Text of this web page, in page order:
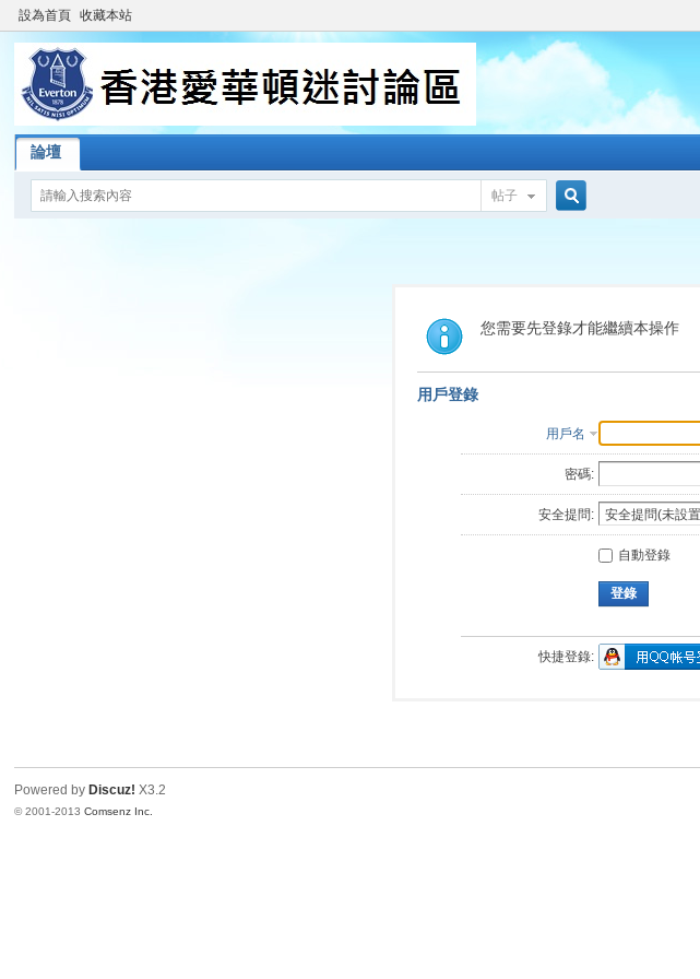
設為首頁 收藏本站
論壇
帖子
索
您需要先登錄才能繼續本操作
用戶登錄
用戶名
密碼:
安全提問:
自動登錄
登錄
快捷登錄:
Powered by Discuz! X3.2
© 2001-2013Comsenz Inc.